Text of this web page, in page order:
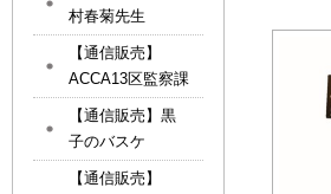
村春菊先生
【通信販売】
ACCA13区監察課
【通信販売】黒
子のバスケ
【通信販売】